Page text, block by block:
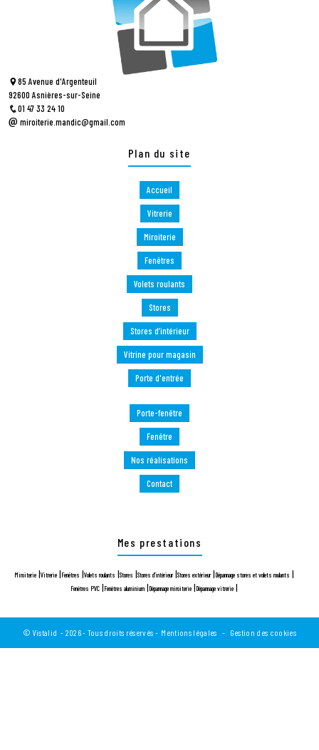
85 Avenue d'Argenteuil
92600 Asnières-sur-Seine
01 47 33 24 10
miroiterie.mandic@gmail.com
Plan du site
Accueil
Vitrerie
Miroiterie
Fenêtres
Volets roulants
Stores
Stores d’intérieur
Vitrine pour magasin
Porte d'entrée
Porte-fenêtre
Fenêtre
Nos réalisations
Contact
Mes prestations
Miroiterie|Vitrerie|Fenêtres |Volets roulants |Stores |Stores d’intérieur|Stores extérieur|Dépannage stores et volets roulants |
Fenêtres PVC|Fenêtres aluminium|Dépannage miroiterie|Dépannage vitrerie|
© Vistalid - 2026 - Tous droits réservés - Mentions légales - Gestion des cookies